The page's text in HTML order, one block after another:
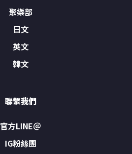
聚樂部
日文
英文
韓文
聯繫我們
官方LINE＠
IG粉絲團